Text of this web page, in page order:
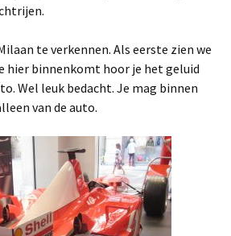
te verkennen. Als eerste zien we
hier binnenkomt hoor je het geluid
Wel leuk bedacht. Je mag binnen
van de auto.